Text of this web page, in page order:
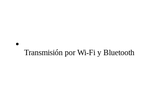
Transmisión por Wi-Fi y Bluetooth